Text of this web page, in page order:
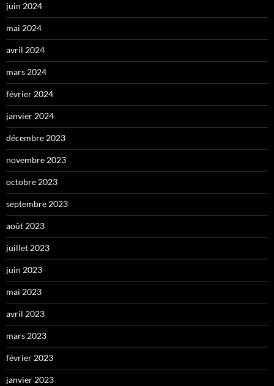
juin 2024
mai 2024
avril 2024
mars 2024
février 2024
janvier 2024
décembre 2023
novembre 2023
octobre 2023
septembre 2023
août 2023
juillet 2023
juin 2023
mai 2023
avril 2023
mars 2023
février 2023
janvier 2023